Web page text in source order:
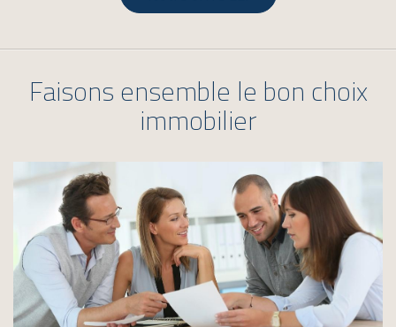
Faisons ensemble le bon choix
immobilier